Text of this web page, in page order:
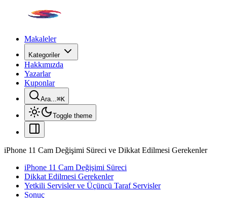
Makaleler
Kategoriler
Hakkımızda
Yazarlar
Kuponlar
Ara...⌘K
Toggle theme
iPhone 11 Cam Değişimi Süreci ve Dikkat Edilmesi Gerekenler
iPhone 11 Cam Değişimi Süreci
Dikkat Edilmesi Gerekenler
Yetkili Servisler ve Üçüncü Taraf Servisler
Sonuç